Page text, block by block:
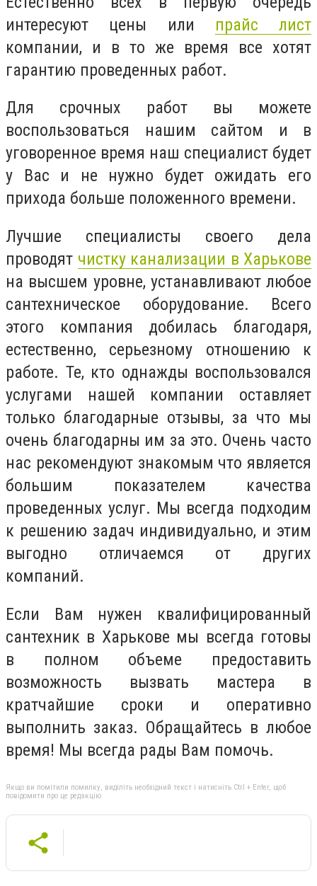
интересуют цены или прайс лист
компании, и в то же время все хотят
гарантию проведенных работ.
Для срочных работ вы можете
воспользоваться нашим сайтом и в
уговоренное время наш специалист будет
у Вас и не нужно будет ожидать его
прихода больше положенного времени.
Лучшие специалисты своего дела
проводят чистку канализации в Харькове
на высшем уровне, устанавливают любое
сантехническое оборудование. Всего
этого компания добилась благодаря,
естественно, серьезному отношению к
работе. Те, кто однажды воспользовался
услугами нашей компании оставляет
только благодарные отзывы, за что мы
очень благодарны им за это. Очень часто
нас рекомендуют знакомым что является
большим показателем качества
проведенных услуг. Мы всегда подходим
к решению задач индивидуально, и этим
выгодно отличаемся от других
компаний.
Если Вам нужен квалифицированный
сантехник в Харькове мы всегда готовы
в полном объеме предоставить
возможность вызвать мастера в
кратчайшие сроки и оперативно
выполнить заказ. Обращайтесь в любое
время! Мы всегда рады Вам помочь.
Якщо ви помітили помилку, виділіть необхідний текст і натисніть Ctrl + Enter, щоб
повідомити про це редакцію